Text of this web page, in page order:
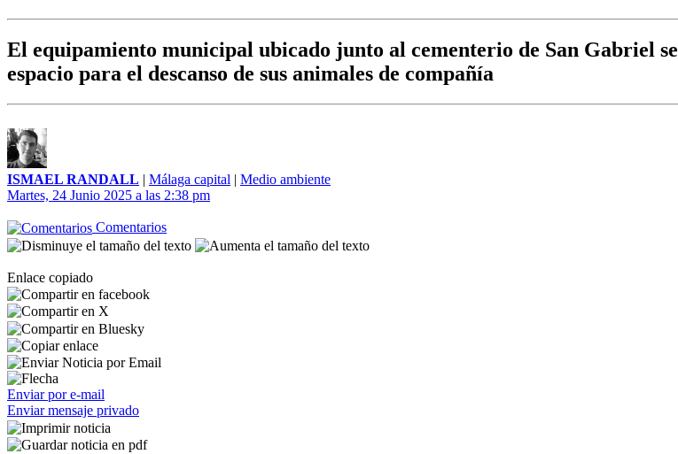
El equipamiento municipal ubicado junto al cementerio de San Gabriel
espacio para el descanso de sus animales de compañía
ISMAEL RANDALL | Málaga capital | Medio ambiente
Martes, 24 Junio 2025 a las 2:38 pm
Comentarios
Enlace copiado
Enviar por e-mail
Enviar mensaje privado